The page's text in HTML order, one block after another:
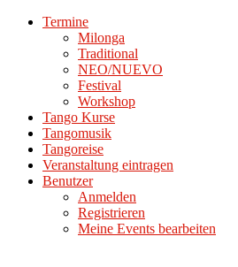
Termine
Milonga
Traditional
NEO/NUEVO
Festival
Workshop
Tango Kurse
Tangomusik
Tangoreise
Veranstaltung eintragen
Benutzer
Anmelden
Registrieren
Meine Events bearbeiten